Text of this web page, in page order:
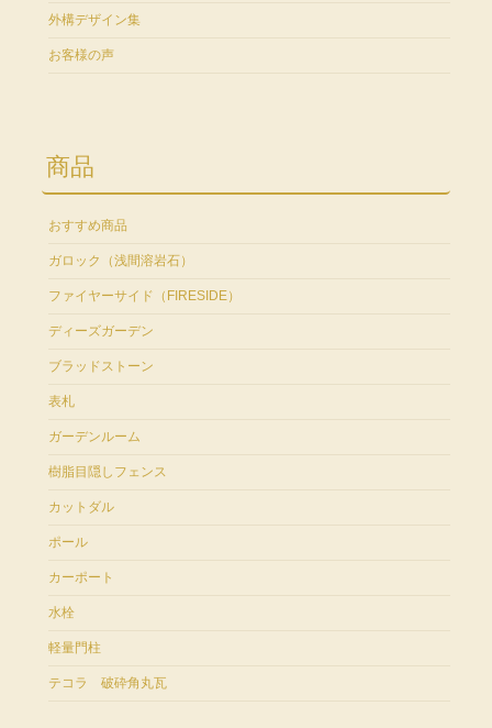
外構デザイン集
お客様の声
商品
おすすめ商品
ガロック（浅間溶岩石）
ファイヤーサイド（FIRESIDE）
ディーズガーデン
ブラッドストーン
表札
ガーデンルーム
樹脂目隠しフェンス
カットダル
ポール
カーポート
水栓
軽量門柱
テコラ 破砕角丸瓦